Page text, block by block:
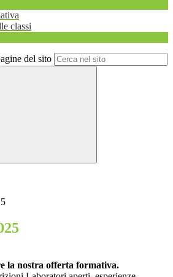
classi
del sito
la nostra offerta formativa.